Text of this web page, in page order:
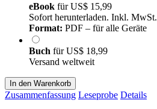
eBook fürUS$ 15,99
Sofort herunterladen. Inkl. MwSt.
Format: PDF – für alle Geräte
Buch fürUS$ 18,99
Versand weltweit
In den Warenkorb
Zusammenfassung Leseprobe Details